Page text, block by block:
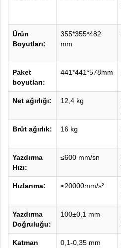
Ürün
Boyutları:
355*355*482
mm
Paket
boyutları:
441*441*578mm
Net ağırlığı: 12,4 kg
Brüt ağırlık: 16 kg
Yazdırma
Hızı:
≤600 mm/sn
Hızlanma: ≤20000mm/s²
Yazdırma
Doğruluğu:
100±0,1 mm
Katman
0,1-0,35 mm